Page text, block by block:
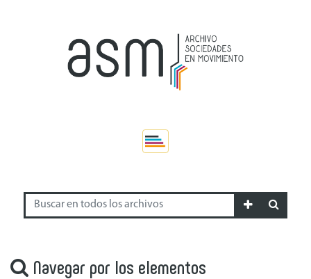
Navegar por los elementos